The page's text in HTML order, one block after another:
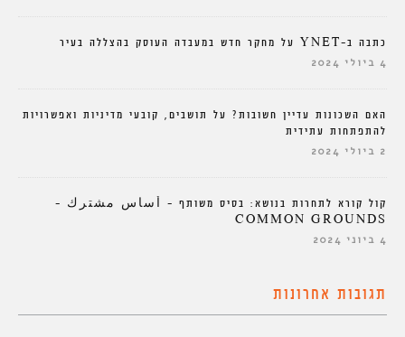
כתבה ב-YNET על מחקר חדש במעבדה העוסק בהצללה בעיר
4 ביולי 2024
האם השכונות עדיין חשובות? על תושבים, קובעי מדיניות ואפשרויות
להתפתחות עתידית
2 ביולי 2024
קול קורא לתחרות בנושא: בסיס משותף – أساس مشترك –
COMMON GROUNDS
4 ביוני 2024
תגובות אחרונות